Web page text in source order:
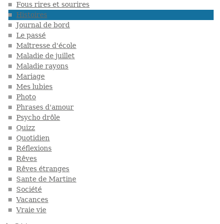
Fous rires et sourires
Histoires
Journal de bord
Le passé
Maîtresse d'école
Maladie de juillet
Maladie rayons
Mariage
Mes lubies
Photo
Phrases d'amour
Psycho drôle
Quizz
Quotidien
Réflexions
Rêves
Rêves étranges
Sante de Martine
Société
Vacances
Vraie vie